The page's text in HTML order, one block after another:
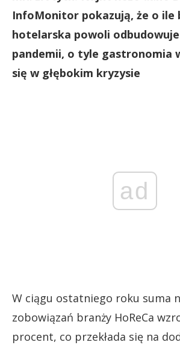
InfoMonitor pokazują, że o ile
hotelarska powoli
pandemii, o tyle gastronomia
się w głębokim kryzysie
ad
W ciągu ostatniego roku suma
zobowiązań branży HoReCa
procent, co przekłada się na